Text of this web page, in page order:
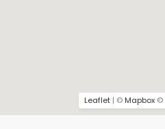
Leaflet | © Mapbox ©